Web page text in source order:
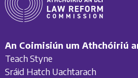
An Coimisiún um Athchóiriú
Teach Styne
Sráid Hatch Uachtarach